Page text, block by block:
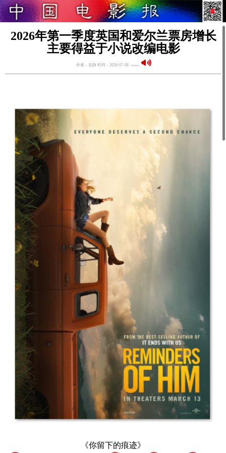
2026年第一季度英国和爱尔兰票房增长
主要得益于小说改编电影
作者：谷静 时间：2026-07-08
《你留下的痕迹》